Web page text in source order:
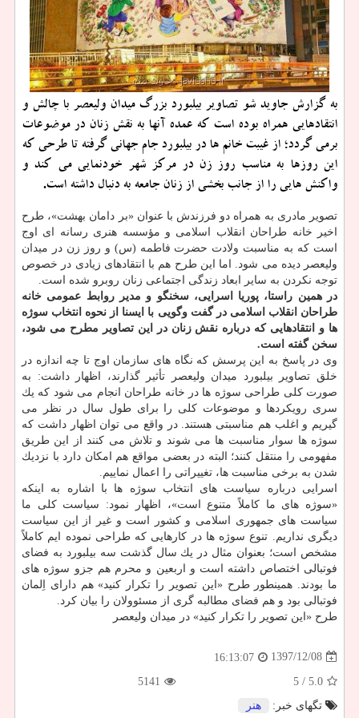
به گزارش جاوید شو تصاویر بیلبورد بزرگ میدان ولیعصر با چالش و
انتقادهایی همراه بوده است كه عمده آنها به نقش زنان در موضوعات
برمی گردد؛ از غیبت خانم ها در بیلبورد جام جهانی گرفته تا طرحی كه
این روزها به مناسب روز زن در مركز شهر خودنمایی می كند و
واكنش هایی را از جانب بخشی از زنان جامعه به دنبال داشته است.
تصویر مادری به همراه دو فرزندش با عنوان «بر دامان بهشت»، طرح
اخیر خانه طراحان انقلاب اسلامی و مؤسسه هنری رسانه ای اوج
است كه به مناسبت ولادت حضرت فاطمه (س) و روز زن در میدان
ولیعصر دیده می شود. اما این طرح هم با انتقادهای زیادی در خصوص
توجه نكردن به سایر ابعاد زندگی اجتماعی زنان روبرو شده است.
در همین راستا، پوریا اسرایی، سخنگو و مدیر روابط عمومی خانه
طراحان انقلاب اسلامی در گفت وگویی با ایسنا از نحوه انتخاب سوژه
ها و انتقادهایی كه درباره نقش زنان در این تصاویر مطرح می شود،
سخن گفته است.
وی در پاسخ به این پرسش كه نگاه های سازمان اوج تا چه اندازه در
خلق تصاویر بیلبورد میدان ولیعصر تأثیر گذارند، اظهار داشت: به
صورت كلی طراحی سوژه ها در خانه طراحان انجام می شود كه یك
سری رویكردها و موضوعات كلی را برای طول سال در نظر می
گیریم و اغلب هم مناسبتی هستند. در واقع می توان اظهار داشت كه
سوژه ها سوار مناسبت ها می شوند و تلاش می كنند از این طریق
مفهومی را منتقل كنند؛ البته در بعضی مواقع هم امكان دارد با نزدیك
شدن به برخی مناسبت ها، تغییراتی را اعمال نماییم.
اسرایی درباره سیاست های انتخاب سوژه ها با اشاره به اینكه
«سوژه های ما كاملاً متنوع است»، اظهار نمود: سیاست كلی ما
سیاست های جمهوری اسلامی و كشور است و غیر از این سیاست
دیگری نداریم. تنوع سوژه ها در كارهایی كه طراحی نموده ایم كاملاً
مشخص است؛ بعنوان مثال در یك سال گذشت سه بیلبورد به فضای
فوتبالی اختصاص داشته است و اربعین و محرم هم جزو سوژه های
ما بودند. همینطور طرح «این تصویر را تكرار كنید» هم دارای اِلمان
فوتبالی بود و هم فضای مطالبه گری از مسئوولان را بیان كرد.
طرح «این تصویر را تكرار كنید» در میدان ولیعصر
1397/12/08
16:13:07
5.0
/ 5
5141
تگهای خبر:
هنر